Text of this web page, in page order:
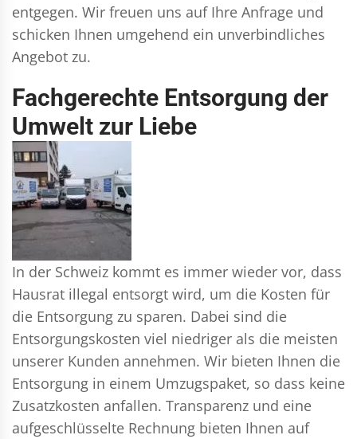
entgegen. Wir freuen uns auf Ihre Anfrage und
schicken Ihnen umgehend ein unverbindliches
Angebot zu.
Fachgerechte Entsorgung der
Umwelt zur Liebe
In der Schweiz kommt es immer wieder vor, dass
Hausrat illegal entsorgt wird, um die Kosten für
die Entsorgung zu sparen. Dabei sind die
Entsorgungskosten viel niedriger als die meisten
unserer Kunden annehmen. Wir bieten Ihnen die
Entsorgung in einem Umzugspaket, so dass keine
Zusatzkosten anfallen. Transparenz und eine
aufgeschlüsselte Rechnung bieten Ihnen auf